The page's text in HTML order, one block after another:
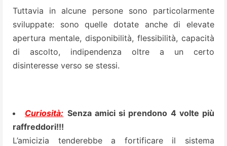
Tuttavia in alcune persone sono particolarmente
sviluppate: sono quelle dotate anche di elevate
apertura mentale, disponibilità, flessibilità, capacità
di ascolto, indipendenza oltre a un certo
disinteresse verso se stessi.
Curiosità: Senza amici si prendono 4 volte più
raffreddori!!!
L’amicizia tenderebbe a fortificare il sistema